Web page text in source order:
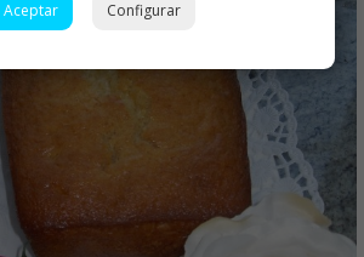
Aceptar Configurar